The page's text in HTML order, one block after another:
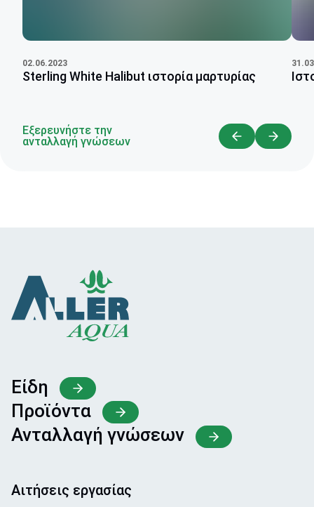
02.06.2023
Sterling White Halibut ιστορία μαρτυρίας
Εξερευνήστε την
ανταλλαγή γνώσεων
Είδη
Προϊόντα
Ανταλλαγή γνώσεων
Αιτήσεις εργασίας